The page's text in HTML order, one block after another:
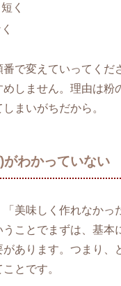
く
で変えていってくだ
しません。理由は粉
まいがちだから。
わかっていない
「美味しく作れなかっ
ことでまずは、基本
あります。つまり、
とです。